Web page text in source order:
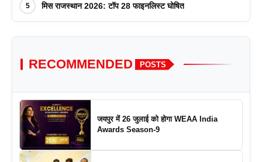
5 मिस राजस्थान 2026: टॉप 28 फाइनलिस्ट घोषित
RECOMMENDED POSTS
जयपुर में 26 जुलाई को होगा WEAA India
Awards Season-9